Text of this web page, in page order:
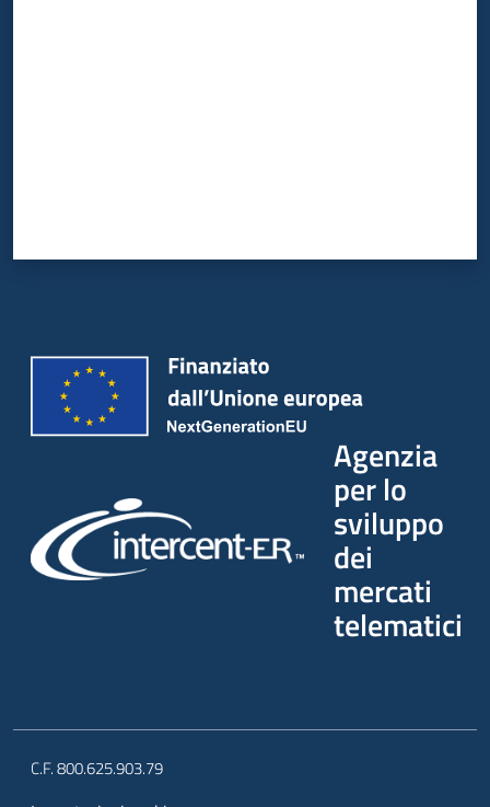
Agenzia
per lo
sviluppo
dei
mercati
telematici
C.F. 800.625.903.79